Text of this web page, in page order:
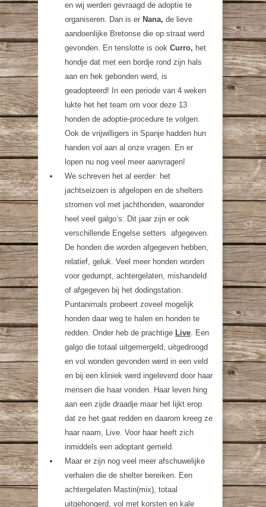
en wij werden gevraagd de adoptie te
organiseren. Dan is er Nana, de lieve
aandoenlijke Bretonse die op straat werd
gevonden. En tenslotte is ook Curro, het
hondje dat met een bordje rond zijn hals
aan en hek gebonden werd, is
geadopteerd! In een periode van 4 weken
lukte het het team om voor deze 13
honden de adoptie-procedure te volgen.
Ook de vrijwilligers in Spanje hadden hun
handen vol aan al onze vragen. En er
lopen nu nog veel meer aanvragen!
We schreven het al eerder: het
jachtseizoen is afgelopen en de shelters
stromen vol met jachthonden, waaronder
heel veel galgo’s. Dit jaar zijn er ook
verschillende Engelse setters afgegeven.
De honden die worden afgegeven hebben,
relatief, geluk. Veel meer honden worden
voor gedumpt, achtergelaten, mishandeld
of afgegeven bij het dodingstation.
Puntanimals probeert zoveel mogelijk
honden daar weg te halen en honden te
redden. Onder heb de prachtige Live. Een
galgo die totaal uitgemergeld, uitgedroogd
en vol wonden gevonden werd in een veld
en bij een kliniek werd ingeleverd door haar
mensen die haar vonden. Haar leven hing
aan een zijde draadje maar het lijkt erop
dat ze het gaat redden en daarom kreeg ze
haar naam, Live. Voor haar heeft zich
inmiddels een adoptant gemeld.
Maar er zijn nog veel meer afschuwelijke
verhalen die de shelter bereiken. Een
achtergelaten Mastin(mix), totaal
uitgehongerd, vol met korsten en kale